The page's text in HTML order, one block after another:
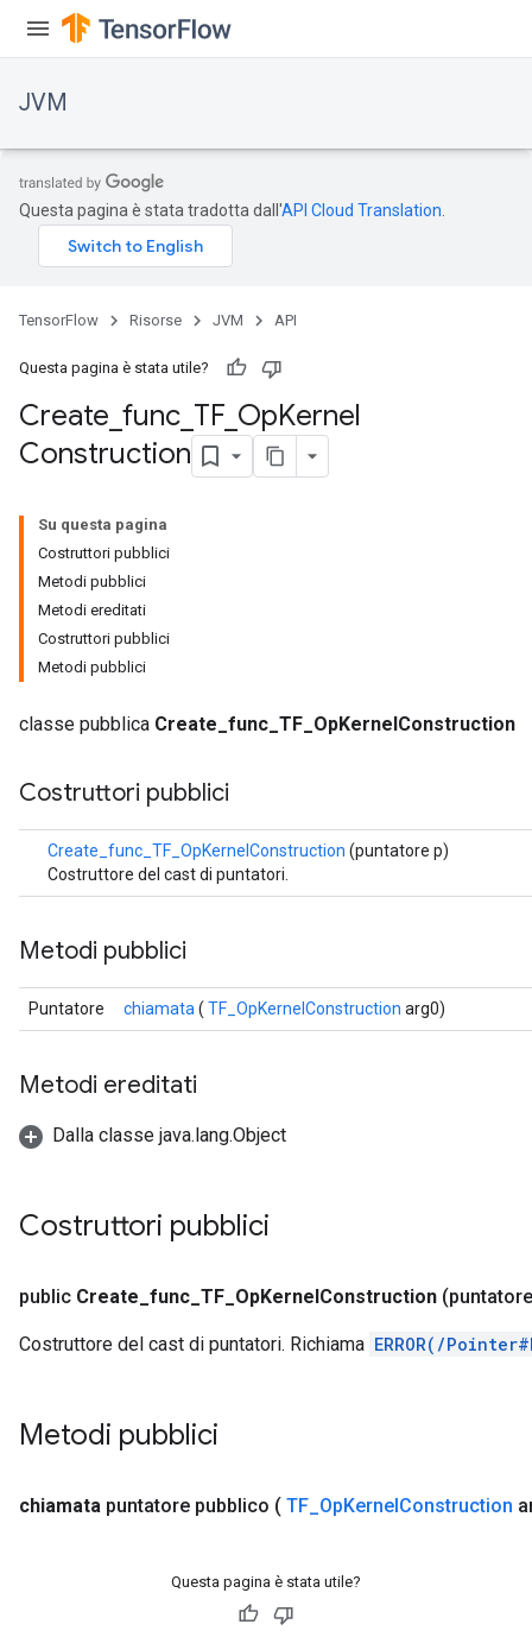
JVM
Questa pagina è stata tradotta dall'API Cloud Translation
TensorFlow Risorse JVM API
Questa pagina è stata utile?
Create func TF OpKernel
Construction
Su questa pagina
Costruttori pubblici
Metodi pubblici
Metodi ereditati
Costruttori pubblici
Metodi pubblici
classe pubblica Create_func_TF_OpKernelConstruction
Costruttori pubblici
Create_func_TF_OpKernelConstruction (puntatore p)
Costruttore del cast di puntatori.
Metodi pubblici
Puntatore chiamata ( TF_OpKernelConstruction arg0)
Metodi ereditati
Dalla classe java.lang.Object
Costruttori pubblici
public Create func TF OpKernelConstruction
Costruttore del cast di puntatori. Richiama ERROR(/
Metodi pubblici
chiamata puntatore pubblico ( TF OpKernelConstruction
Questa pagina è stata utile?